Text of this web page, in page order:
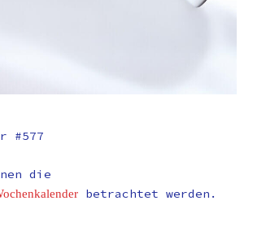
#577
die
betrachtet werden.